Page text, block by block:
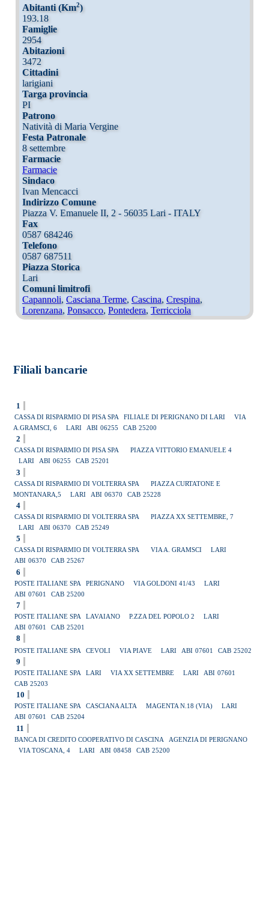
Abitanti (Km2)
193.18
Famiglie
2954
Abitazioni
3472
Cittadini
larigiani
Targa provincia
PI
Patrono
Natività di Maria Vergine
Festa Patronale
8 settembre
Farmacie
Farmacie
Sindaco
Ivan Mencacci
Indirizzo Comune
Piazza V. Emanuele II, 2 - 56035 Lari - ITALY
Fax
0587 684246
Telefono
0587 687511
Piazza Storica
Lari
Comuni limitrofi
Capannoli, Casciana Terme, Cascina, Crespina,
Lorenzana, Ponsacco, Pontedera, Terricciola
Filiali bancarie
1
CASSA DI RISPARMIO DI PISA SPA FILIALE DI PERIGNANO DI LARI
VIA
A.GRAMSCI, 6
LARI ABI 06255 CAB 25200
2
CASSA DI RISPARMIO DI PISA SPA
PIAZZA VITTORIO EMANUELE 4
LARI
ABI 06255 CAB 25201
3
CASSA DI RISPARMIO DI VOLTERRA SPA
PIAZZA CURTATONE E
MONTANARA,5
LARI ABI 06370 CAB 25228
4
CASSA DI RISPARMIO DI VOLTERRA SPA
PIAZZA XX SETTEMBRE, 7
LARI
ABI 06370 CAB 25249
5
CASSA DI RISPARMIO DI VOLTERRA SPA VIA A. GRAMSCI
LARI
ABI 06370 CAB 25267
6
POSTE ITALIANE SPA PERIGNANO VIA GOLDONI 41/43
LARI
ABI 07601 CAB 25200
7
POSTE ITALIANE SPA LAVAIANO P.ZZA DEL POPOLO 2
LARI
ABI 07601 CAB 25201
8
POSTE ITALIANE SPA CEVOLI VIA PIAVE LARI ABI 07601 CAB 25202
9
POSTE ITALIANE SPA LARI VIA XX SETTEMBRE LARI ABI 07601
CAB 25203
10
POSTE ITALIANE SPA CASCIANA ALTA MAGENTA N.18 (VIA)
LARI
ABI 07601 CAB 25204
11
BANCA DI CREDITO COOPERATIVO DI CASCINA
AGENZIA DI PERIGNANO
VIA TOSCANA, 4
LARI ABI 08458 CAB 25200